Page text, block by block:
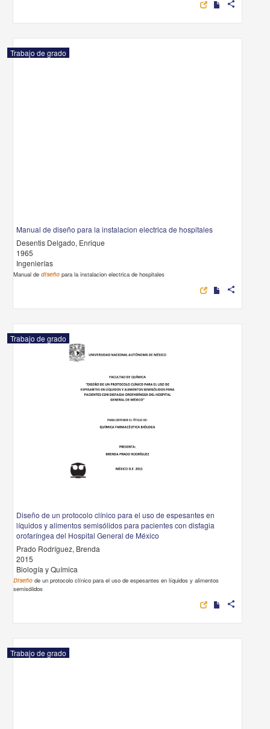
share
Trabajo de grado
Manual de diseño para la instalacion electrica de hospitales
Desentis Delgado, Enrique
1965
Ingenierías
Manual dediseño para la instalacion electrica de hospitales
share
Trabajo de grado
Diseño de un protocolo clínico para el uso de espesantes en
líquidos y alimentos semisólidos para pacientes con disfagia
orofaríngea del Hospital General de México
Prado Rodríguez, Brenda
2015
Biología y Química
Diseño de un protocolo clínico para el uso de espesantes en líquidos y alimentos
semisólidos
share
Trabajo de grado